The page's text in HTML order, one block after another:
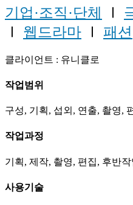
기업·조직·단체 Ⅰ
Ⅰ 웹드라마 Ⅰ 패션
클라이언트 : 유니클로
작업범위
구성, 기획, 섭외, 연출, 촬영,
작업과정
기획, 제작, 촬영, 편집, 후반작
사용기술